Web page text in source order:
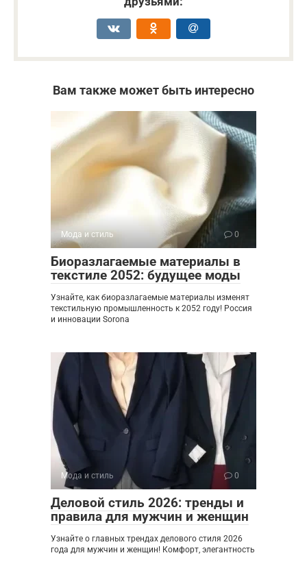
Вам также может быть интересно
Мода и стиль 0
Биоразлагаемые материалы в
текстиле 2052: будущее моды
Узнайте, как биоразлагаемые материалы изменят
текстильную промышленность к 2052 году! Россия
и инновации Sorona
Мода и стиль 0
Деловой стиль 2026: тренды и
правила для мужчин и женщин
Узнайте о главных трендах делового стиля 2026
года для мужчин и женщин! Комфорт, элегантность